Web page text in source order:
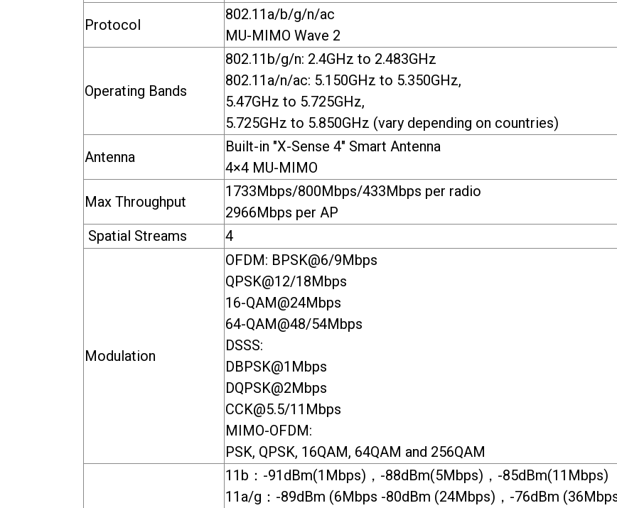
Protocol
802.11a/b/g/n/ac
MU-MIMO Wave 2
Operating Bands
802.11b/g/n: 2.4GHz to 2.483GHz
802.11a/n/ac: 5.150GHz to 5.350GHz,
5.47GHz to 5.725GHz,
5.725GHz to 5.850GHz (vary depending on countries)
Antenna
Built-in "X-Sense 4" Smart Antenna
4×4 MU-MIMO
Max Throughput
1733Mbps/800Mbps/433Mbps per radio
2966Mbps per AP
Spatial Streams
4
Modulation
OFDM: BPSK@6/9Mbps
QPSK@12/18Mbps
16-QAM@24Mbps
64-QAM@48/54Mbps
DSSS:
DBPSK@1Mbps
DQPSK@2Mbps
CCK@5.5/11Mbps
MIMO-OFDM:
PSK, QPSK, 16QAM, 64QAM and 256QAM
11b：-91dBm(1Mbps)，-88dBm(5Mbps)，-85dBm(11Mbps)
11a/g：-89dBm (6Mbps -80dBm (24Mbps)，-76dBm